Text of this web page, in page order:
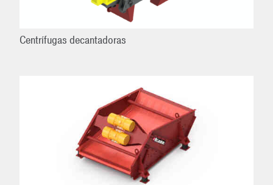
Centrífugas decantadoras